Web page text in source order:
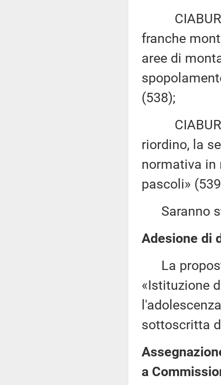
franche
aree di
(538);
riordino, la
normativa in
pascoli»
Saranno
Adesione di
La
«Istituzione
sottoscritta
a